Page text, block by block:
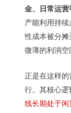
金、日常运营
产能利用持
性成本被分
微薄的利润空
正是在这样
行。其核心逻
线长期处于